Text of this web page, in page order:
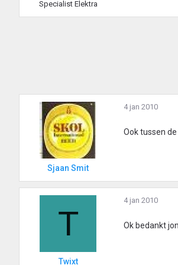
Specialist Elektra
Sjaan Smit
4 jan 2010
Ook tussen
T
Twixt
4 jan 2010
Ok bedankt